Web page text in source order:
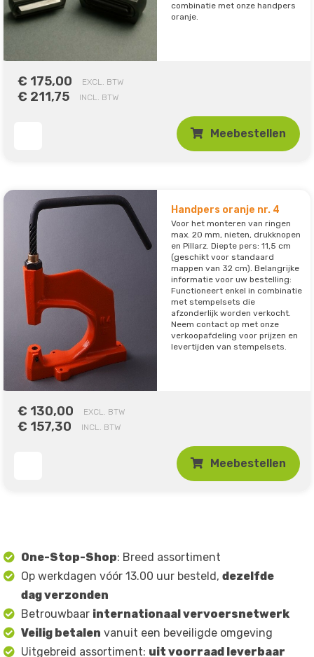
combinatie met onze handpers
oranje.
€ 175,00 EXCL. BTW
€ 211,75 INCL. BTW
Meebestellen
Handpers oranje nr. 4
Voor het monteren van ringen
max. 20 mm, nieten, drukknopen
en Pillarz. Diepte pers: 11,5 cm
(geschikt voor standaard
mappen van 32 cm). Belangrijke
informatie voor uw bestelling:
Functioneert enkel in combinatie
met stempelsets die
afzonderlijk worden verkocht.
Neem contact op met onze
verkoopafdeling voor prijzen en
levertijden van stempelsets.
€ 130,00 EXCL. BTW
€ 157,30 INCL. BTW
Meebestellen
One-Stop-Shop: Breed assortiment
Op werkdagen vóór 13.00 uur besteld, dezelfde
dag verzonden
Betrouwbaar internationaal vervoersnetwerk
Veilig betalen vanuit een beveiligde omgeving
Uitgebreid assortiment: uit voorraad leverbaar